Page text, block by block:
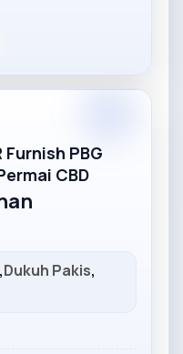
PBG
CBD
,Dukuh Pakis,